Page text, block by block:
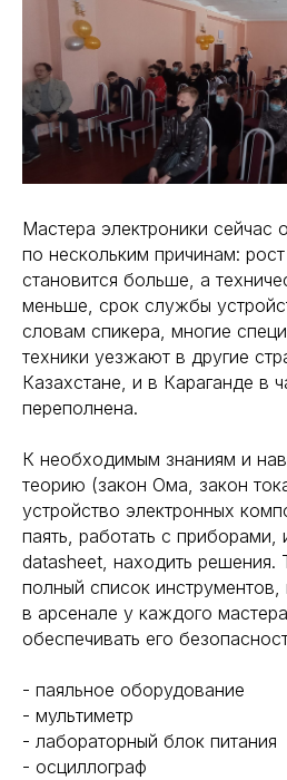
Мастера электроники сейчас
по нескольким причинам:
становится больше, а
меньше, срок службы
словам спикера, многие
техники уезжают в другие
Казахстане, и в Караганде в
переполнена.
К необходимым знаниям и
теорию (закон Ома, закон
устройство электронных
паять, работать с приборами,
datasheet, находить решения.
полный список
в арсенале у каждого
обеспечивать его
- паяльное оборудование
- мультиметр
- лабораторный блок питания
- осциллограф